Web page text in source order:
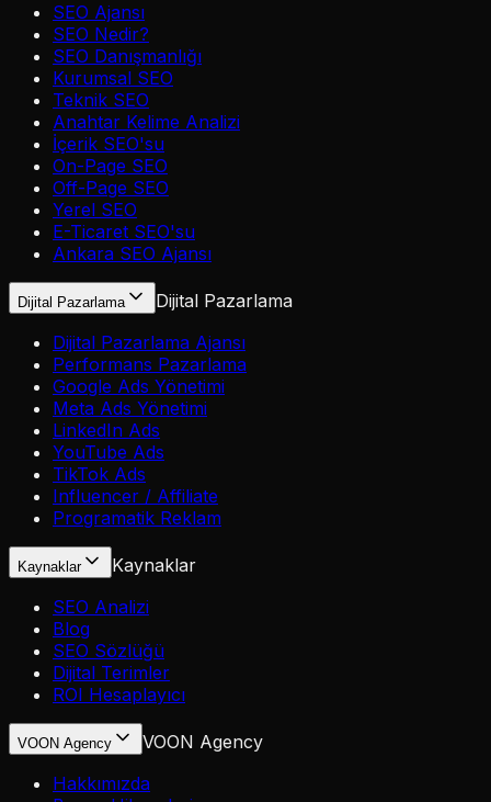
SEO Ajansı
SEO Nedir?
SEO Danışmanlığı
Kurumsal SEO
Teknik SEO
Anahtar Kelime Analizi
İçerik SEO'su
On-Page SEO
Off-Page SEO
Yerel SEO
E-Ticaret SEO'su
Ankara SEO Ajansı
Dijital Pazarlama
Dijital Pazarlama
Dijital Pazarlama Ajansı
Performans Pazarlama
Google Ads Yönetimi
Meta Ads Yönetimi
LinkedIn Ads
YouTube Ads
TikTok Ads
Influencer / Affiliate
Programatik Reklam
Kaynaklar
Kaynaklar
SEO Analizi
Blog
SEO Sözlüğü
Dijital Terimler
ROI Hesaplayıcı
VOON Agency
VOON Agency
Hakkımızda